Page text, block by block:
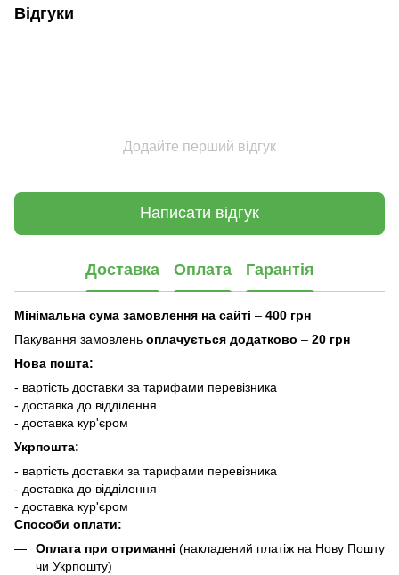
Відгуки
Додайте перший відгук
Написати відгук
Доставка Оплата Гарантія
Мінімальна сума замовлення на сайті – 400 грн
Пакування замовлень оплачується додатково – 20 грн
Нова пошта:
- вартість доставки за тарифами перевізника
- доставка до відділення
- доставка кур'єром
Укрпошта:
- вартість доставки за тарифами перевізника
- доставка до відділення
- доставка кур'єром
Способи оплати:
Оплата при отриманні (накладений платіж на Нову Пошту
чи Укрпошту)